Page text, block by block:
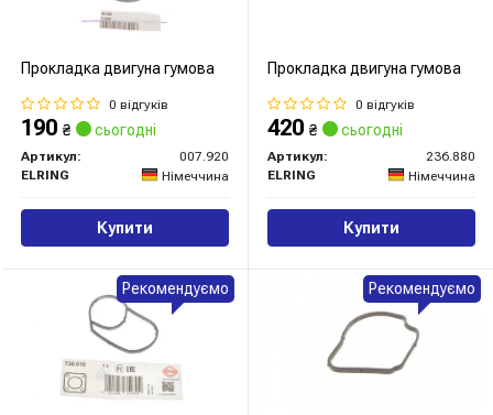
Прокладка двигуна гумова
0 відгуків
190 ₴ сьогодні
Артикул:
007.920
ELRING
Німеччина
Купити
Прокладка двигуна гумова
0 відгуків
420 ₴ сьогодні
Артикул:
236.880
ELRING
Німеччина
Купити
Рекомендуємо Рекомендуємо